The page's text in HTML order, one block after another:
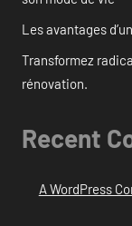
Les avantages
Transformez
rénovation.
Recent
A WordPress